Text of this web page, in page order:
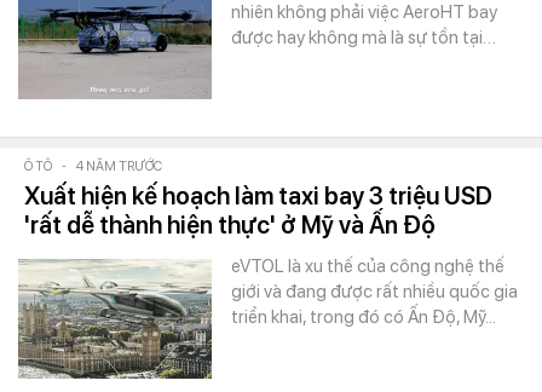
nhiên không phải việc AeroHT bay
được hay không mà là sự tồn tại…
Ô TÔ - 4 NĂM TRƯỚC
Xuất hiện kế hoạch làm taxi bay 3 triệu USD
'rất dễ thành hiện thực' ở Mỹ và Ấn Độ
eVTOL là xu thế của công nghệ thế
giới và đang được rất nhiều quốc gia
triển khai, trong đó có Ấn Độ, Mỹ...